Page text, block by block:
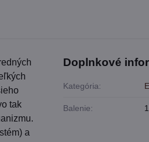
tak
a
Doplnkové
Kategória:
Balenie: